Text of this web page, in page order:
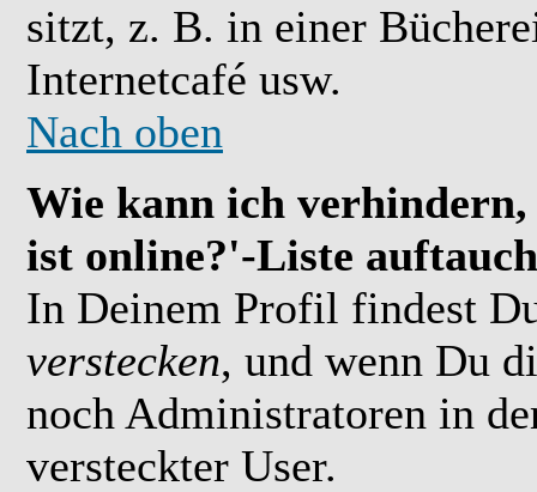
sitzt, z. B. in einer
Internetcafé usw.
Nach oben
Wie kann ich
ist online?'-Liste
In Deinem Profil findest
verstecken, und wenn Du
noch Administratoren in
versteckter User.